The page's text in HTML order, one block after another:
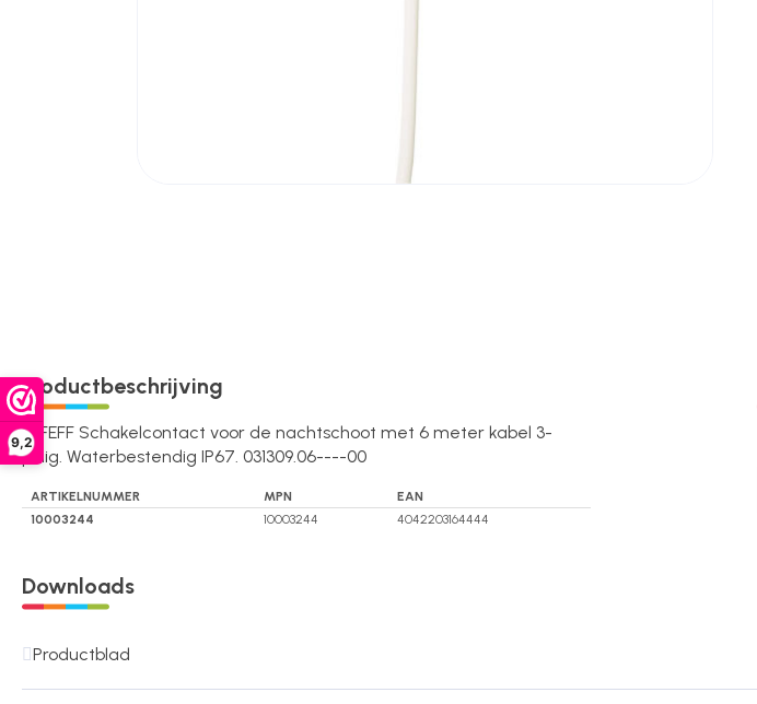
9,2
Over ons
Productbeschrijving
EFFEFF Schakelcontact voor de nachtschoot met 6 meter kabel 3-
polig. Waterbestendig IP67. 031309.06----00
ARTIKELNUMMER MPN
EAN
10003244
10003244 4042203164444
Downloads
Productblad